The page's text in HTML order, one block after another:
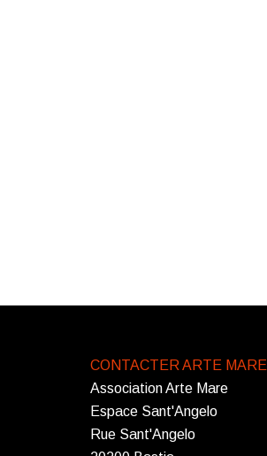
CONTACTER ARTE MARE
Association Arte Mare
Espace Sant'Angelo
Rue Sant'Angelo